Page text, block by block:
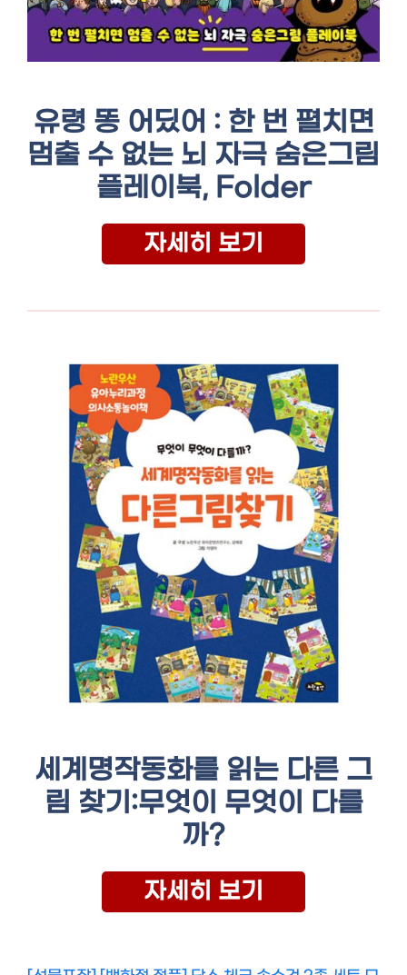
유령 똥 어딨어 : 한 번 펼치면
멈출 수 없는 뇌 자극 숨은그림
플레이북, Folder
자세히 보기
세계명작동화를 읽는 다른 그
림 찾기:무엇이 무엇이 다를
까?
자세히 보기